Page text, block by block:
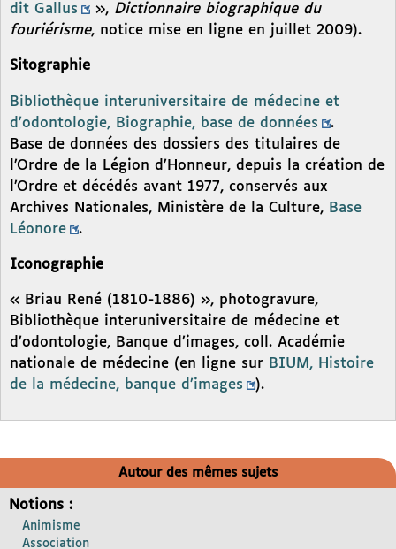
dit Gallus
», Dictionnaire biographique du
fouriérisme, notice mise en ligne en juillet 2009).
Sitographie
Bibliothèque interuniversitaire de médecine et
d’odontologie, Biographie, base de données
.
Base de données des dossiers des titulaires de
l’Ordre de la Légion d’Honneur, depuis la création de
l’Ordre et décédés avant 1977, conservés aux
Archives Nationales, Ministère de la Culture, Base
Léonore
.
Iconographie
« Briau René (1810-1886) », photogravure,
Bibliothèque interuniversitaire de médecine et
d’odontologie, Banque d’images, coll. Académie
nationale de médecine (en ligne sur BIUM, Histoire
de la médecine, banque d’images
).
Autour des mêmes sujets
Notions :
Animisme
Association